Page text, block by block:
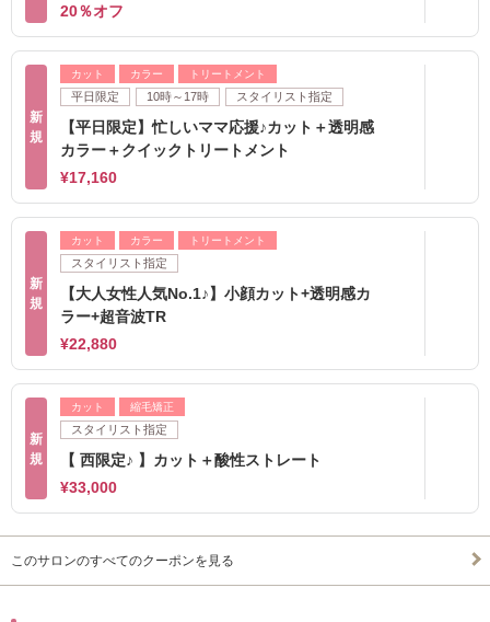
20％オフ
新
規
カット カラー トリートメント
平日限定 10時～17時 スタイリスト指定
【平日限定】忙しいママ応援♪カット＋透明感
カラー＋クイックトリートメント
¥17,160
新
規
カット カラー トリートメント
スタイリスト指定
【大人女性人気No.1♪】小顔カット+透明感カ
ラー+超音波TR
¥22,880
新
規
カット 縮毛矯正
スタイリスト指定
【 西限定♪ 】カット＋酸性ストレート
¥33,000
このサロンのすべてのクーポンを見る